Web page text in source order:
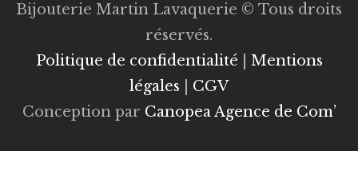
Bijouterie Martin Lavaquerie © Tous droits
réservés.
Politique de confidentialité
Mentions
légales
CGV
Conception par Canopea Agence de Com’